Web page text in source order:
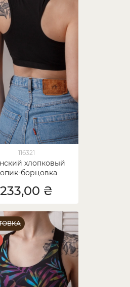
116321
хлопковый
борцовка
233,00 ₴